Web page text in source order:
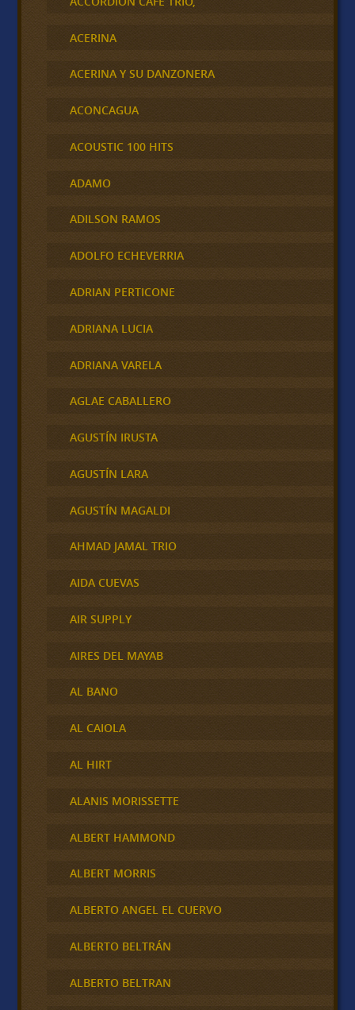
ACERINA
ACERINA Y SU DANZONERA
ACONCAGUA
ACOUSTIC 100 HITS
ADAMO
ADILSON RAMOS
ADOLFO ECHEVERRIA
ADRIAN PERTICONE
ADRIANA LUCIA
ADRIANA VARELA
AGLAE CABALLERO
AGUSTÍN IRUSTA
AGUSTÍN LARA
AGUSTÍN MAGALDI
AHMAD JAMAL TRIO
AIDA CUEVAS
AIR SUPPLY
AIRES DEL MAYAB
AL BANO
AL CAIOLA
AL HIRT
ALANIS MORISSETTE
ALBERT HAMMOND
ALBERT MORRIS
ALBERTO ANGEL EL CUERVO
ALBERTO BELTRÁN
ALBERTO BELTRAN